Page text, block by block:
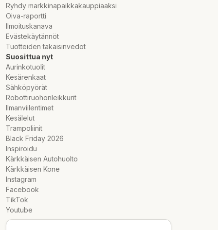
Ryhdy markkinapaikkakauppiaaksi
Oiva-raportti
Ilmoituskanava
Evästekäytännöt
Tuotteiden takaisinvedot
Suosittua nyt
Aurinkotuolit
Kesärenkaat
Sähköpyörät
Robottiruohonleikkurit
Ilmanviilentimet
Kesälelut
Trampoliinit
Black Friday 2026
Inspiroidu
Kärkkäisen Autohuolto
Kärkkäisen Kone
Instagram
Facebook
TikTok
Youtube